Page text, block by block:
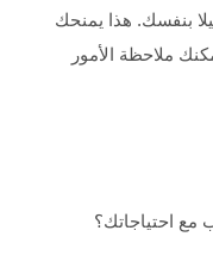
بنفسك. هذا يمنحك
ملاحظة الأمور
مع احتياجاتك؟